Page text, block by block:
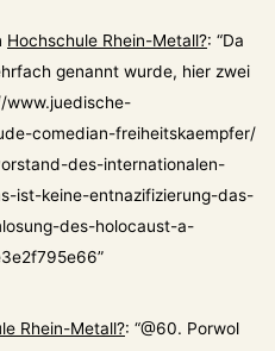
Hochschule Rhein-Metall?: “Da
genannt wurde, hier zwei
www.juedische-
comedian-freiheitskaempfer/
des-internationalen-
ist-keine-entnazifizierung-das-
des-holocaust-a-
”
Rhein-Metall?: “@60. Porwol